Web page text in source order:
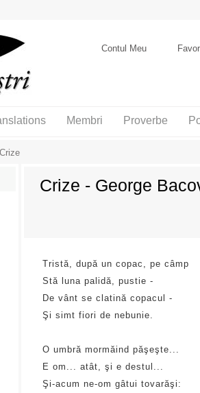
Contul Meu
Membri Proverbe
Crize
Crize - George
Tristă, după un copac, pe câmp
Stă luna palidă, pustie -
De vânt se clatină copacul -
Şi simt fiori de nebunie.
O umbră mormăind păşeşte...
E om... atât, şi e destul...
Şi-acum ne-om gâtui tovarăşi: